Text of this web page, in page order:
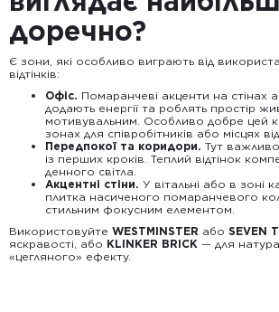
доречно?
Є зони, які особливо виграють від
відтінків:
Офіс. Помаранчеві акценти на стінах
додають енергії та роблять простір
мотивувальним. Особливо добре цей
зонах для співробітників або місцях
Передпокої та коридори. Тут
із перших кроків. Теплий відтінок
денного світла.
Акцентні стіни. У вітальні або в зоні
плитка насиченого помаранчевого
стильним фокусним елементом.
Використовуйте WESTMINSTER або SEVEN
яскравості, або KLINKER BRICK — для
«цегляного» ефекту.